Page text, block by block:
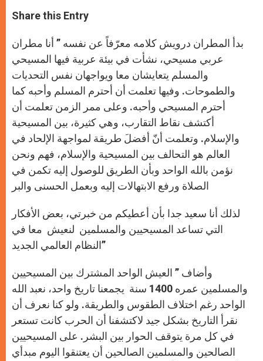
t
s
p
p
s
e
g
e
r
e
b
o
k
r
Share this Entry
بدأ المطران درويش كلامه معرّفاً عن نفسه ” أنا مطران
عربي مسيحي، نشأت في بيئة عربية فيها المسيحي
والمسلم يتعايشان معا ويواجهان نفس التحديات
والطموحات. وفيها تعلمت أن أحترم المسلم وأحبه كما
أحترم المسيحي وأحبه. وعلى ممر الزمن تعلمت أن
أكتشف نقاط التقارب، وهي كثيرة، بين المسيحية
والإسلام. وتعلمت أنّ أفضلَ طريقة لمواجهة الإلحاد في
العالم هو التحالف بين المسيحية والإسلام، فهم ونحن
نؤمن بالله الواحد وبأن الطريق للوصول إليه تكمن في
الصلاة ورفع الابتهالات إليه وبعمل الحسنى والبر
لذلك أنا سعيد جدا بأن أعطيكم من خبرتي، بعض الأفكار
التي تساعد المسيحيين والمسلمين لنعيش معا في
النظام العالمي الجديد”
وأضاف ” العيش الواحد المشترك بين المسيحيين
والمسلمين عمره 1400 سنة يجمعنا تاريخ واحد، نعبد الله
الواحد رغم اختلاف الطقوس والطريقة. ولو كنا نعرف أن
نقرأ التاريخ بشكل جيد لاكتشفنا أن الحرب كانت تستعر
في كل مرة يتوقف الحوار بين البشر. على المسيحيين
الصالحين والمسلمين الصالحين أن يعتنقوا اليوم مبدأي